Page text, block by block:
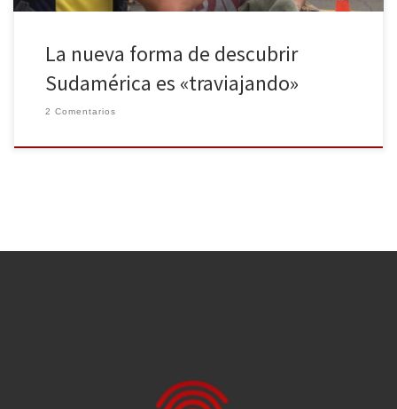
La nueva forma de descubrir
Sudamérica es «traviajando»
2 Comentarios